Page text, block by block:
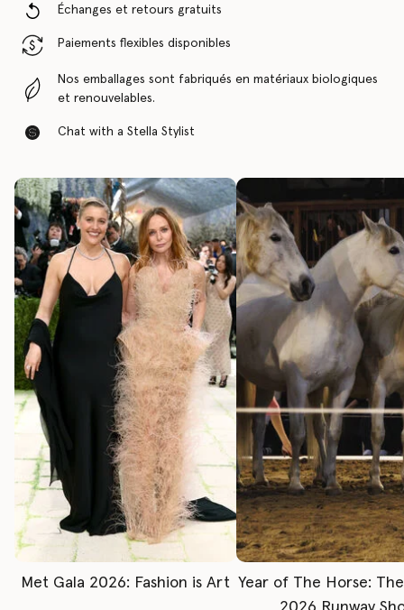
Échanges et retours gratuits
Paiements flexibles disponibles
Nos emballages sont fabriqués en matériaux biologiques
et renouvelables.
Chat with a Stella Stylist
Met Gala 2026: Fashion is Art Year of The Horse: